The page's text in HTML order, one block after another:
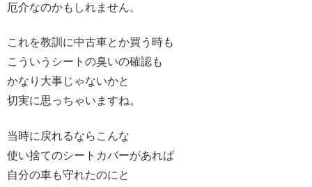
厄介なのかもしれません。
これを教訓に中古車とか買う時も
こういうシートの臭いの確認も
かなり大事じゃないかと
切実に思っちゃいますね。
当時に戻れるならこんな
使い捨てのシートカバーがあれば
自分の車も守れたのにと